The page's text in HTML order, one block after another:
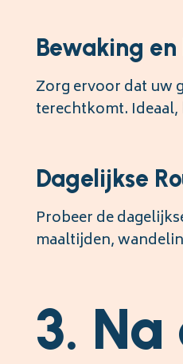
Bewaking
Zorg ervoor dat uw
terechtkomt.
Dagelijkse
Probeer de
maaltijden,
3.